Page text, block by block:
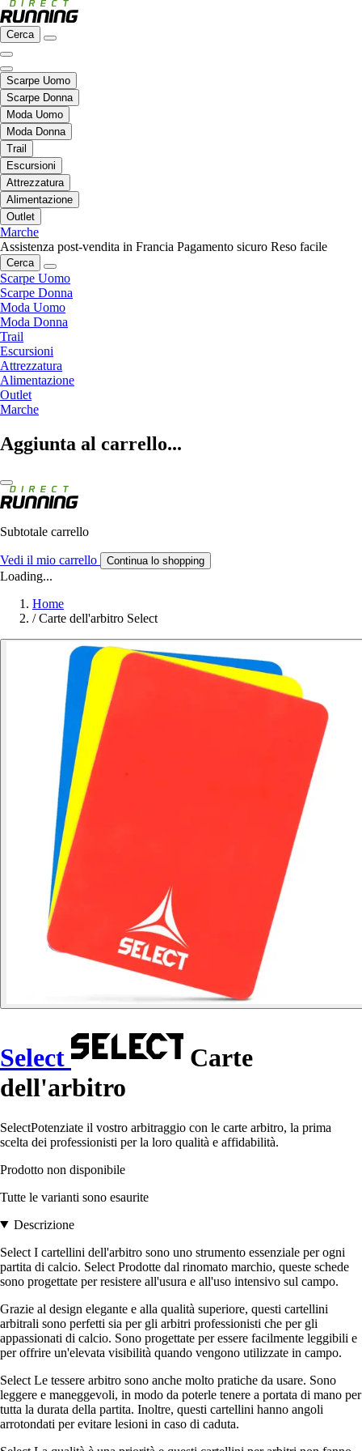
Cerca
Scarpe Uomo
Scarpe Donna
Moda Uomo
Moda Donna
Trail
Escursioni
Attrezzatura
Alimentazione
Outlet
Marche
Assistenza post-vendita in Francia Pagamento sicuro Reso facile
Cerca
Scarpe Uomo
Scarpe Donna
Moda Uomo
Moda Donna
Trail
Escursioni
Attrezzatura
Alimentazione
Outlet
Marche
Aggiunta al carrello...
Subtotale carrello
Vedi il mio carrello Continua lo shopping
Loading...
Home
/ Carte dell'arbitro Select
Select
Carte
dell'arbitro
SelectPotenziate il vostro arbitraggio con le carte arbitro, la prima
scelta dei professionisti per la loro qualità e affidabilità.
Prodotto non disponibile
Tutte le varianti sono esaurite
Descrizione
Select I cartellini dell'arbitro sono uno strumento essenziale per ogni
partita di calcio. Select Prodotte dal rinomato marchio, queste schede
sono progettate per resistere all'usura e all'uso intensivo sul campo.
Grazie al design elegante e alla qualità superiore, questi cartellini
arbitrali sono perfetti sia per gli arbitri professionisti che per gli
appassionati di calcio. Sono progettate per essere facilmente leggibili e
per offrire un'elevata visibilità quando vengono utilizzate in campo.
Select Le tessere arbitro sono anche molto pratiche da usare. Sono
leggere e maneggevoli, in modo da poterle tenere a portata di mano per
tutta la durata della partita. Inoltre, questi cartellini hanno angoli
arrotondati per evitare lesioni in caso di caduta.